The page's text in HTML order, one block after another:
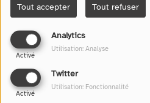
Tout accepter Tout refuser
Analytics
Activé
Utilisation: Analyse
Twitter
Activé
Utilisation: Fonctionnalité